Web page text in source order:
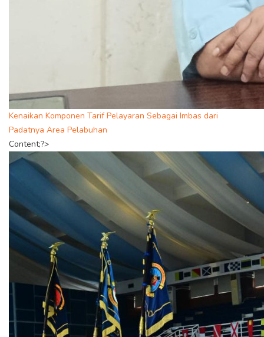
Kenaikan Komponen Tarif Pelayaran Sebagai Imbas dari
Padatnya Area Pelabuhan
Content;?>